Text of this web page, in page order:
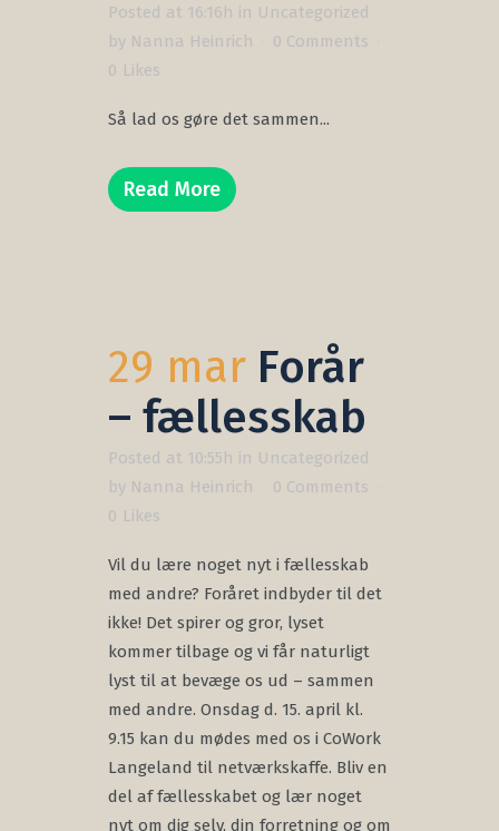
Posted at 16:16h in Uncategorized
by Nanna Heinrich
0 Comments
0 Likes
Så lad os gøre det sammen...
Read More
29 mar Forår
– fællesskab
Posted at 10:55h in Uncategorized
by Nanna Heinrich
0 Comments
0 Likes
Vil du lære noget nyt i fællesskab
med andre? Foråret indbyder til det
ikke! Det spirer og gror, lyset
kommer tilbage og vi får naturligt
lyst til at bevæge os ud – sammen
med andre. Onsdag d. 15. april kl.
9.15 kan du mødes med os i CoWork
Langeland til netværkskaffe. Bliv en
del af fællesskabet og lær noget
nyt om dig selv, din forretning og om